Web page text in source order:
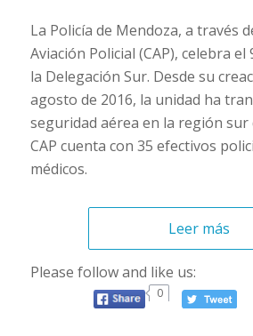
La Policía de Mendoza, a través
Aviación Policial (CAP), celebra el
la Delegación Sur. Desde su
agosto de 2016, la unidad ha
seguridad aérea en la región sur
CAP cuenta con 35 efectivos
médicos.
Leer más
Please follow and like us:
0